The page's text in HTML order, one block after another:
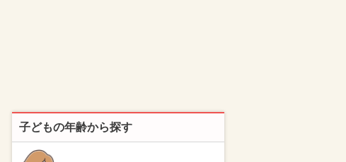
子どもの年齢から探す